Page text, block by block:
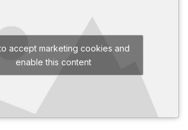
accept marketing cookies and
enable this content